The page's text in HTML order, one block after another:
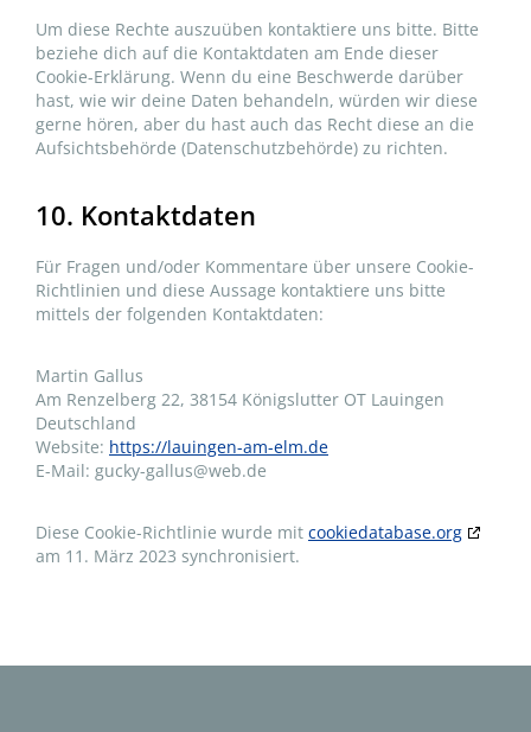
Um diese Rechte auszuüben kontaktiere uns bitte. Bitte
beziehe dich auf die Kontaktdaten am Ende dieser
Cookie-Erklärung. Wenn du eine Beschwerde darüber
hast, wie wir deine Daten behandeln, würden wir diese
gerne hören, aber du hast auch das Recht diese an die
Aufsichtsbehörde (Datenschutzbehörde) zu richten.
10. Kontaktdaten
Für Fragen und/oder Kommentare über unsere Cookie-
Richtlinien und diese Aussage kontaktiere uns bitte
mittels der folgenden Kontaktdaten:
Martin Gallus
Am Renzelberg 22, 38154 Königslutter OT Lauingen
Deutschland
Website: https://lauingen-am-elm.de
E-Mail: gucky-gallus@web.de
Diese Cookie-Richtlinie wurde mit cookiedatabase.org
am 11. März 2023 synchronisiert.